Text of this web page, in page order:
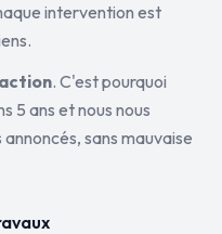
intervention est
. C'est pourquoi
5 ans et nous nous
sans mauvaise